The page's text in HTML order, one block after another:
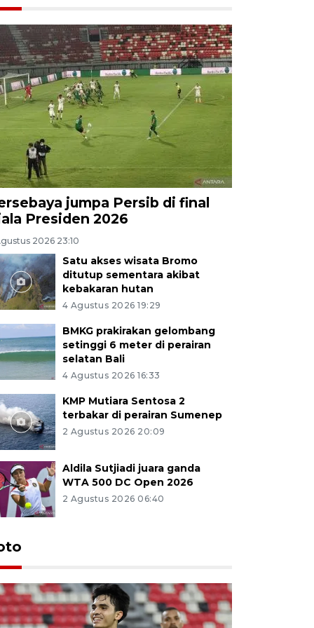
jumpa Persib di final
Presiden 2026
2026 23:10
Satu akses wisata Bromo
ditutup sementara akibat
kebakaran hutan
4 Agustus 2026 19:29
BMKG prakirakan gelombang
setinggi 6 meter di perairan
selatan Bali
4 Agustus 2026 16:33
KMP Mutiara Sentosa 2
terbakar di perairan Sumenep
2 Agustus 2026 20:09
Aldila Sutjiadi juara ganda
WTA 500 DC Open 2026
2 Agustus 2026 06:40